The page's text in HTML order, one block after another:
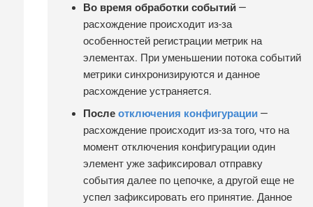
Во время обработки событий —
расхождение происходит из-за
особенностей регистрации метрик на
элементах. При уменьшении потока событий
метрики синхронизируются и данное
расхождение устраняется.
После отключения конфигурации —
расхождение происходит из-за того, что на
момент отключения конфигурации один
элемент уже зафиксировал отправку
события далее по цепочке, а другой еще не
успел зафиксировать его принятие. Данное